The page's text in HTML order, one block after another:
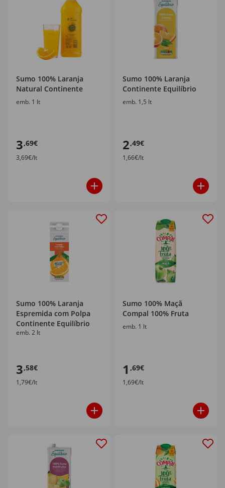
Sumo 100% Laranja
Natural Continente
emb. 1 lt
3,69€
3,69€/lt
Sumo 100% Laranja
Continente Equilíbrio
emb. 1,5 lt
2,49€
1,66€/lt
Sumo 100% Laranja
Espremida com Polpa
Continente Equilíbrio
emb. 2 lt
3,58€
1,79€/lt
Sumo 100% Maçã
Compal 100% Fruta
emb. 1 lt
1 ,69€
1,69€/lt